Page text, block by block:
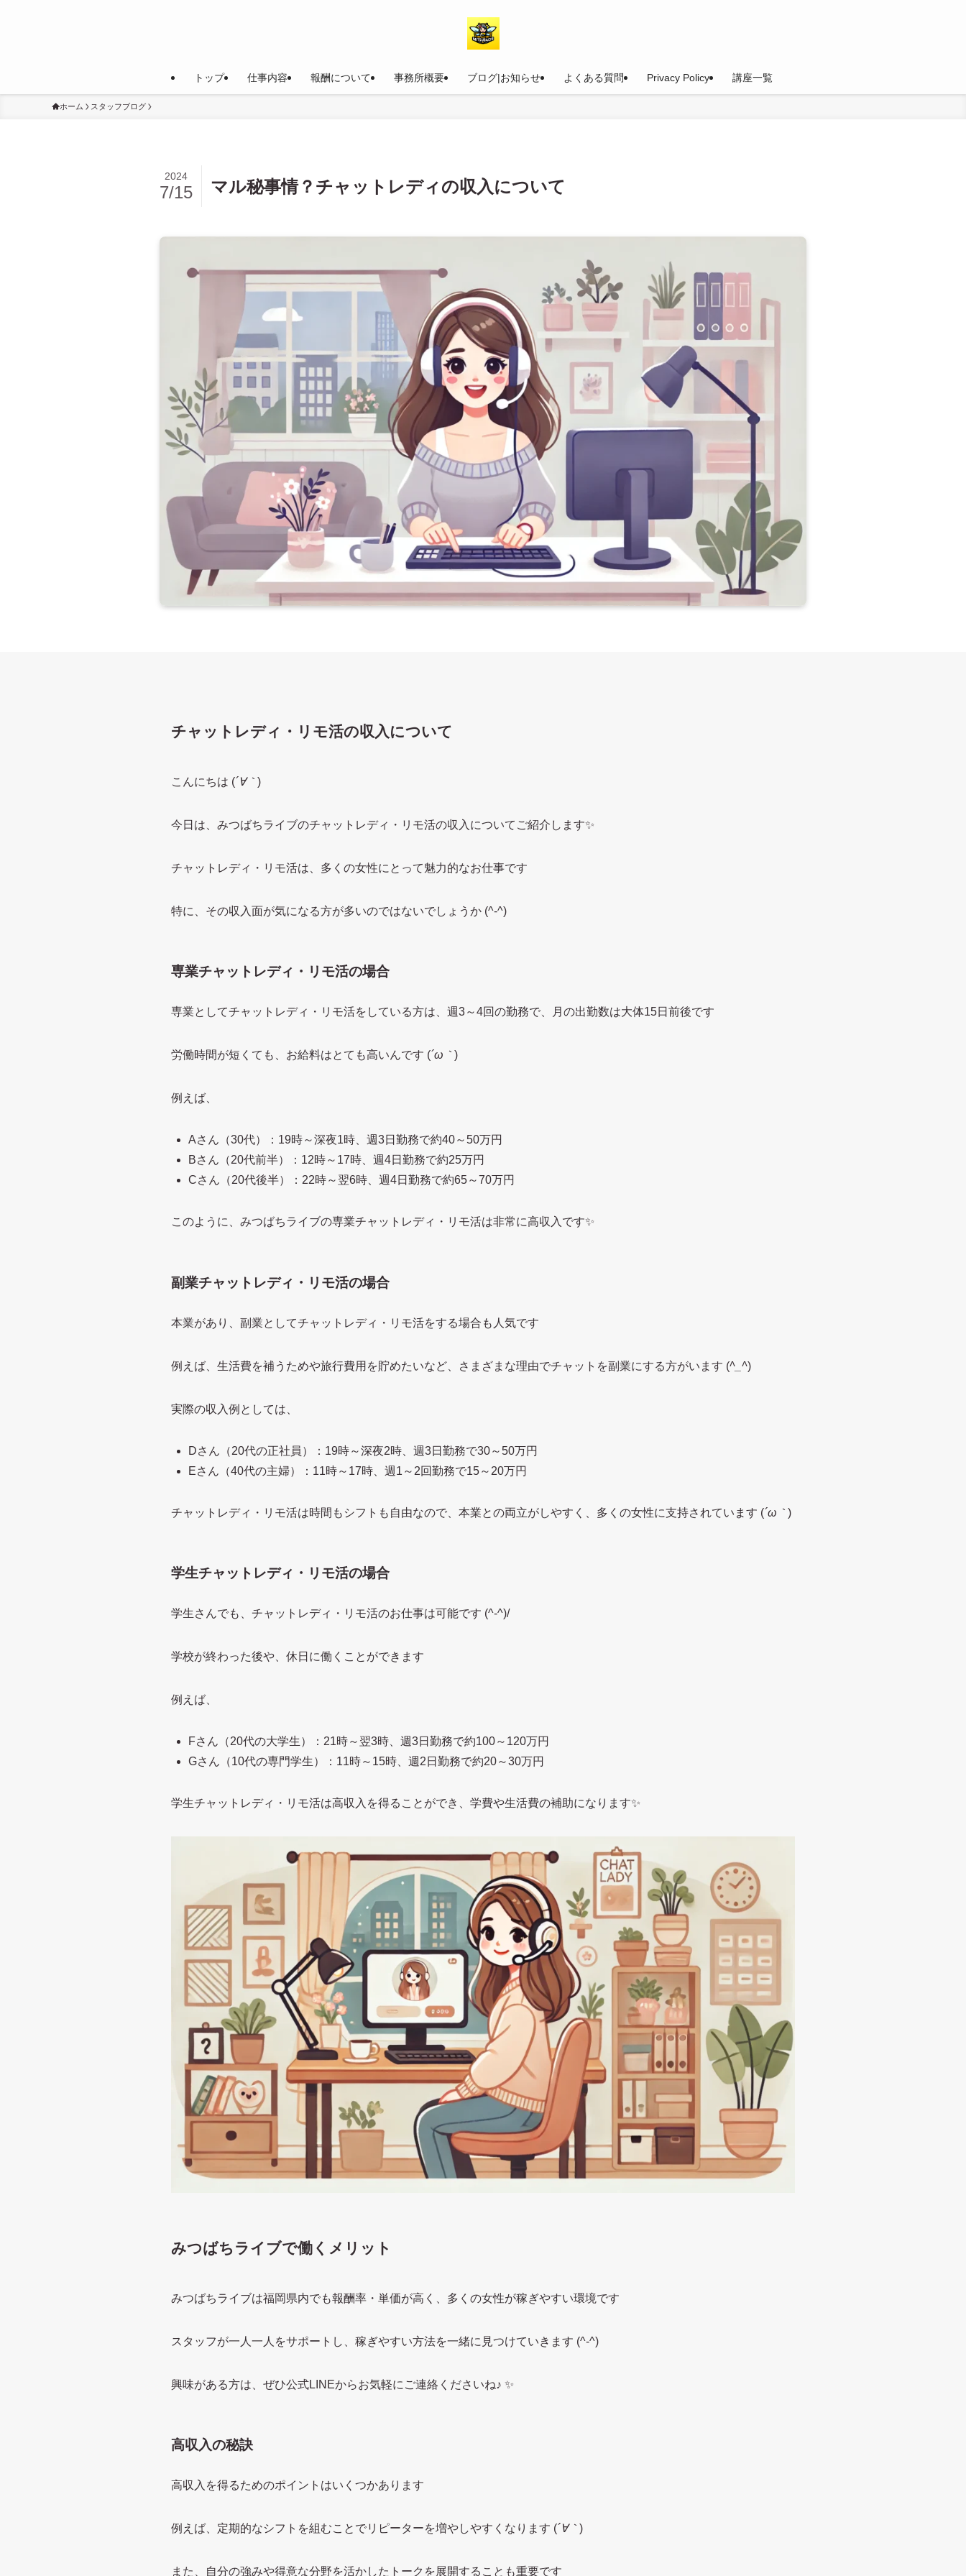
トップ 仕事内容 報酬について 事務所概要 ブログ|お知らせ よくある質問 Privacy Policy 講座一覧
ホーム スタッフブログ
マル秘事情？チャットレディの収入について
2024
7/15
チャットレディ・リモ活の収入について
こんにちは (´∀｀ )
今日は、みつばちライブのチャットレディ・リモ活の収入についてご紹介します✨
チャットレディ・リモ活は、多くの女性にとって魅力的なお仕事です
特に、その収入面が気になる方が多いのではないでしょうか (^-^)
専業チャットレディ・リモ活の場合
専業としてチャットレディ・リモ活をしている方は、週3～4回の勤務で、月の出勤数は大体15日前後です
労働時間が短くても、お給料はとても高いんです (´ω｀ )
例えば、
Aさん（30代）：19時～深夜1時、週3日勤務で約40～50万円
Bさん（20代前半）：12時～17時、週4日勤務で約25万円
Cさん（20代後半）：22時～翌6時、週4日勤務で約65～70万円
このように、みつばちライブの専業チャットレディ・リモ活は非常に高収入です✨
副業チャットレディ・リモ活の場合
本業があり、副業としてチャットレディ・リモ活をする場合も人気です
例えば、生活費を補うためや旅行費用を貯めたいなど、さまざまな理由でチャットを副業にする方がいます (^_^)
実際の収入例としては、
Dさん（20代の正社員）：19時～深夜2時、週3日勤務で30～50万円
Eさん（40代の主婦）：11時～17時、週1～2回勤務で15～20万円
チャットレディ・リモ活は時間もシフトも自由なので、本業との両立がしやすく、多くの女性に支持されています (´ω｀ )
学生チャットレディ・リモ活の場合
学生さんでも、チャットレディ・リモ活のお仕事は可能です (^-^)/
学校が終わった後や、休日に働くことができます
例えば、
Fさん（20代の大学生）：21時～翌3時、週3日勤務で約100～120万円
Gさん（10代の専門学生）：11時～15時、週2日勤務で約20～30万円
学生チャットレディ・リモ活は高収入を得ることができ、学費や生活費の補助になります✨
みつばちライブで働くメリット
みつばちライブは福岡県内でも報酬率・単価が高く、多くの女性が稼ぎやすい環境です
スタッフが一人一人をサポートし、稼ぎやすい方法を一緒に見つけていきます (^-^)
興味がある方は、ぜひ公式LINEからお気軽にご連絡くださいね♪ ✨
高収入の秘訣
高収入を得るためのポイントはいくつかあります
例えば、定期的なシフトを組むことでリピーターを増やしやすくなります (´∀｀ )
また、自分の強みや得意な分野を活かしたトークを展開することも重要です